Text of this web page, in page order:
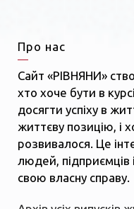
Про нас
Сайт «РІВНЯНИ»
хто хоче бути в
досягти успіху в
життєву позицію, і
розвивалося. Це
людей, підприємців
свою власну справу.